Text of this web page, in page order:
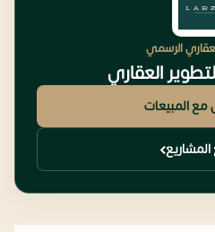
الرسمي
العقاري
مع المبيعات